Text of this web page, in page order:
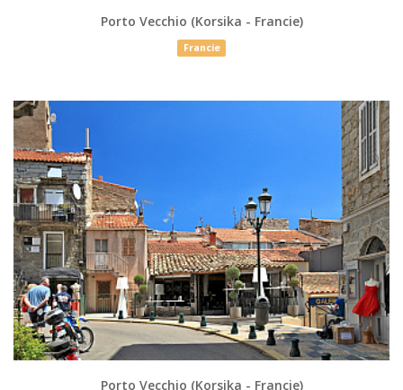
Porto Vecchio (Korsika - Francie)
Francie
Porto Vecchio (Korsika - Francie)